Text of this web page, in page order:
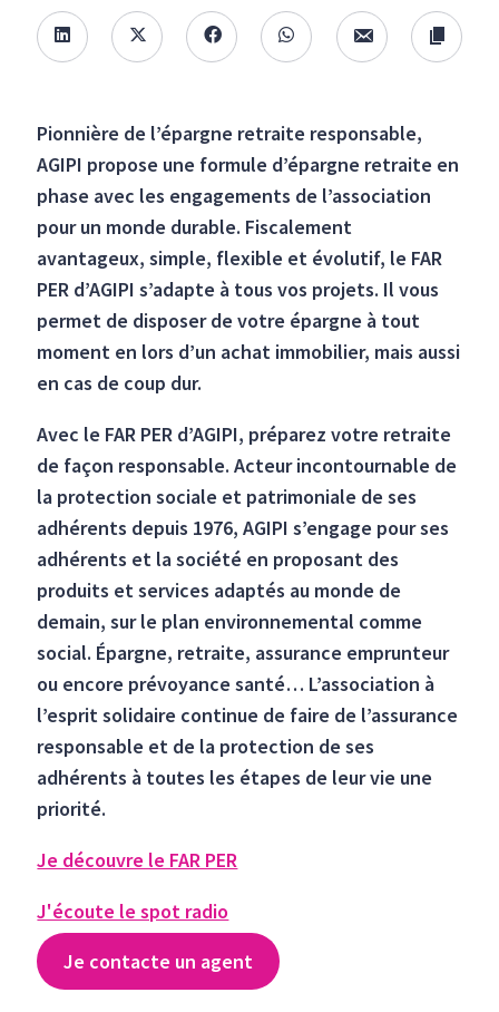
Pionnière de l’épargne retraite responsable,
AGIPI propose une formule d’épargne retraite en
phase avec les engagements de l’association
pour un monde durable. Fiscalement
avantageux, simple, flexible et évolutif, le FAR
PER d’AGIPI s’adapte à tous vos projets. Il vous
permet de disposer de votre épargne à tout
moment en lors d’un achat immobilier, mais aussi
en cas de coup dur.
Avec le FAR PER d’AGIPI, préparez votre retraite
de façon responsable. Acteur incontournable de
la protection sociale et patrimoniale de ses
adhérents depuis 1976, AGIPI s’engage pour ses
adhérents et la société en proposant des
produits et services adaptés au monde de
demain, sur le plan environnemental comme
social. Épargne, retraite, assurance emprunteur
ou encore prévoyance santé… L’association à
l’esprit solidaire continue de faire de l’assurance
responsable et de la protection de ses
adhérents à toutes les étapes de leur vie une
priorité.
Je découvre le FAR PER
J'écoute le spot radio
Je contacte un agent